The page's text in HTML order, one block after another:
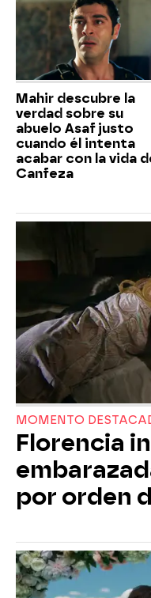
Mahir descubre la
verdad sobre su
abuelo Asaf justo
cuando él intenta
acabar con la vida
Canfeza
MOMENTO
Florencia
por orden